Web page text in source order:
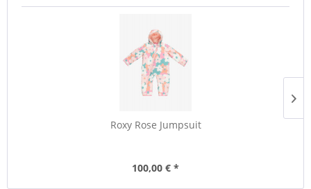
Roxy Rose Jumpsuit
100,00 € *